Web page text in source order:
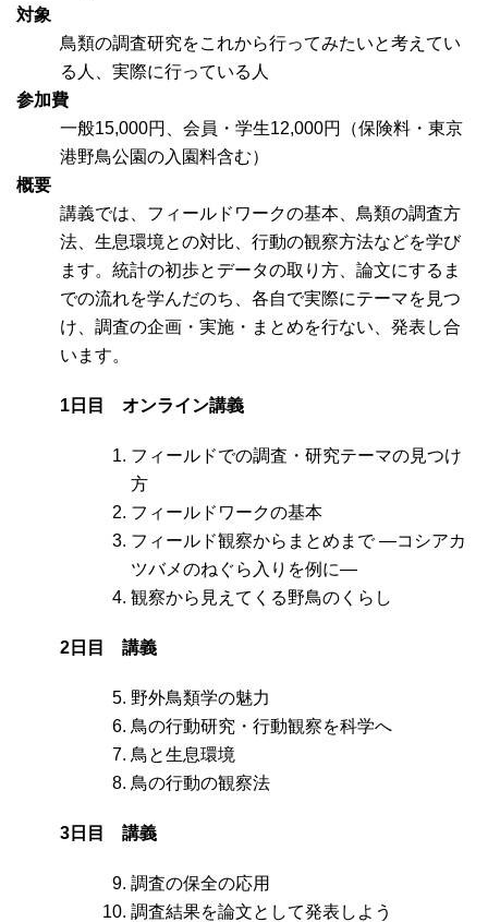
対象
鳥類の調査研究をこれから行ってみたいと考えてい
る人、実際に行っている人
参加費
一般15,000円、会員・学生12,000円（保険料・東京
港野鳥公園の入園料含む）
概要
講義では、フィールドワークの基本、鳥類の調査方
法、生息環境との対比、行動の観察方法などを学び
ます。統計の初歩とデータの取り方、論文にするま
での流れを学んだのち、各自で実際にテーマを見つ
け、調査の企画・実施・まとめを行ない、発表し合
います。
1日目 オンライン講義
フィールドでの調査・研究テーマの見つけ
方
フィールドワークの基本
フィールド観察からまとめまで ―コシアカ
ツバメのねぐら入りを例に―
観察から見えてくる野鳥のくらし
2日目 講義
野外鳥類学の魅力
鳥の行動研究・行動観察を科学へ
鳥と生息環境
鳥の行動の観察法
3日目 講義
調査の保全の応用
調査結果を論文として発表しよう